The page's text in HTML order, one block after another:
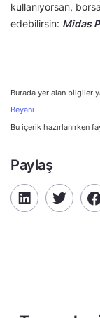
kullanıyorsan,
edebilirsin: Midas
Burada yer alan bilgiler
Beyanı
Bu içerik hazırlanırken
Paylaş